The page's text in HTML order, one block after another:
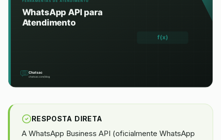
RESPOSTA DIRETA
A WhatsApp Business API (oficialmente WhatsApp